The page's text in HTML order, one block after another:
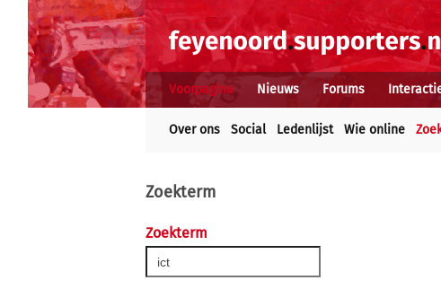
Voorpagina Nieuws Forums
Over ons Social Ledenlijst Wie online
Zoekterm
Zoekterm